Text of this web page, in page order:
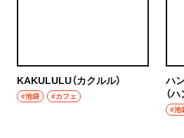
KAKULULU（カクルル）
#池袋 #カフェ
ハ
（
キ#池